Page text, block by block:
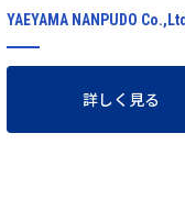
YAEYAMA NANPUDO
詳しく見る